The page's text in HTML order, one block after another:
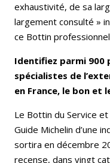
exhaustivité, de sa
largement consulté »
ce Bottin
Identifiez parmi
spécialistes de
en France, le bon et
Le Bottin du Service
Guide Michelin d’une
sortira en décembre
recense, dans vingt